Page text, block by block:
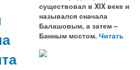
существовал в XIX веке и
назывался сначала
Балашовым, а затем –
Банным мостом. Читать